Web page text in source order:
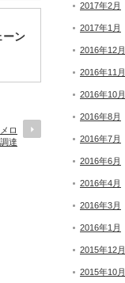
ーン
ロ
達
2017年2月
2017年1月
2016年12月
2016年11月
2016年10月
2016年8月
2016年7月
2016年6月
2016年4月
2016年3月
2016年1月
2015年12月
2015年10月